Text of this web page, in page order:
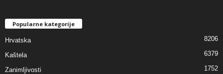
Popularne kategorije
Hrvatska 8206
Kaštela 6379
Zanimljivosti 1752